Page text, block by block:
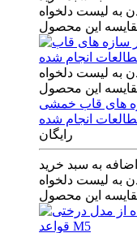
به لیست دلخواه
این محصول
به لیست دلخواه
این محصول
های قاب خمشی
انجام شده
رایگان
اضافه به سبد خرید
به لیست دلخواه
این محصول